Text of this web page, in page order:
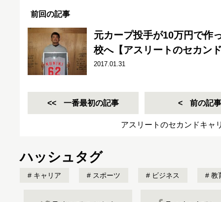
前回の記事
元カープ投手が10万円で作
校へ【アスリートのセカン
2017.01.31
一番最初の記事 前の記事
アスリートのセカンドキャ
ハッシュタグ
キャリア スポーツ ビジネス 教